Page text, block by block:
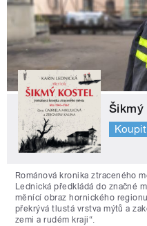
Koupit
Románová kronika ztraceného
Lednická předkládá do značné
měnící obraz hornického
překrývá tlustá vrstva mýtů a
zemi a rudém kraji“.